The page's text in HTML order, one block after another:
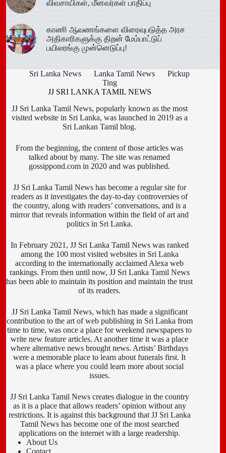
விவசாயிகள், மீனவர்கள் பாதிப்பு
காணி ஆவணங்களை விரைவுபடுத்த அரச
அதிகாரிகளுக்கு திறன் மேம்பாட்டுப்
பயிலரங்கு முன்னெடுப்பு!
Sri Lanka News Lanka Tamil News
Pickup
Ting
JJ SRI LANKA TAMIL NEWS
JJ Sri Lanka Tamil News, popularly known as the most
visited website in Sri Lanka, was launched in 2019 as a
Sri Lankan Tamil blog.
From the beginning, the content of those articles was
talked about by many. The site was renamed
gossippond.com in 2020 and was published.
JJ Sri Lanka Tamil News has become a regular site for
readers as it investigates the day-to-day controversies of
the country, along with readers’ conversations, and is a
mirror that reveals information within the field of art and
politics in Sri Lanka.
In February 2021, JJ Sri Lanka Tamil News was ranked
among the 100 most visited websites in Sri Lanka
according to the internationally acclaimed Alexa web
rankings. From then until now, JJ Sri Lanka Tamil News
has been able to maintain its position and maintain the trust
of its readers.
JJ Sri Lanka Tamil News, which has made a significant
contribution to the art of web publishing in Sri Lanka from
time to time, was once a place for weekend newspapers to
write new feature articles. At another time it was a place
where alternative news brought news. Artists’ Birthdays
were a memorable place to learn about funerals first. It
was a place where you could learn more about social
issues.
JJ Sri Lanka Tamil News creates dialogue in the country
as it is a place that allows readers’ opinion without any
restrictions. It is against this background that JJ Sri Lanka
Tamil News has become one of the most searched
applications on the internet with a large readership.
About Us
Contact